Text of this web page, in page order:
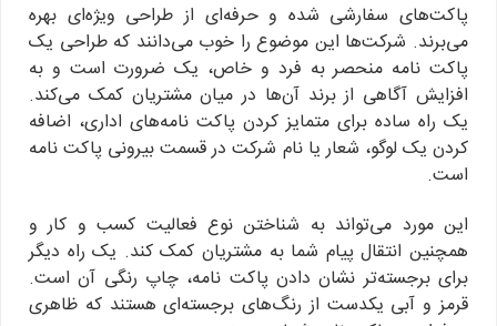
پاکت‌های سفارشی شده و حرفه‌ای از طراحی ویژه‌ای بهره
می‌برند. شرکت‌ها این موضوع را خوب می‌دانند که طراحی یک
پاکت نامه منحصر به فرد و خاص، یک ضرورت است و به
افزایش آگاهی از برند آن‌ها در میان مشتریان کمک می‌کند.
یک راه ساده برای متمایز کردن پاکت نامه‌های اداری، اضافه
کردن یک لوگو، شعار یا نام شرکت در قسمت بیرونی پاکت نامه
است.
این مورد می‌تواند به شناختن نوع فعالیت کسب و کار و
همچنین انتقال پیام شما به مشتریان کمک کند. یک راه دیگر
برای برجسته‌تر نشان دادن پاکت نامه، چاپ رنگی آن است.
قرمز و آبی یکدست از رنگ‌های برجسته‌ای هستند که ظاهری